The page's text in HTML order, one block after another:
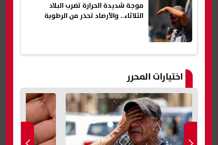
موجة شديدة الحرارة تضرب البلاد
الثلاثاء.. والأرصاد تحذر من الرطوبة
اختيارات المحرر